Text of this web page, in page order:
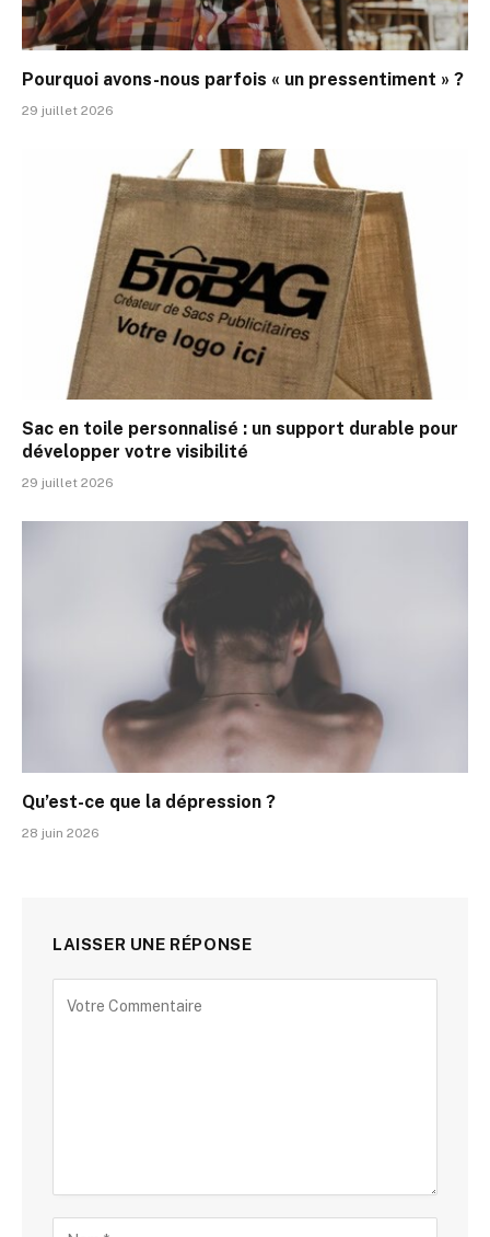
Pourquoi avons-nous parfois « un pressentiment » ?
29 juillet 2026
Sac en toile personnalisé : un support durable pour
développer votre visibilité
29 juillet 2026
Qu’est-ce que la dépression ?
28 juin 2026
LAISSER UNE RÉPONSE